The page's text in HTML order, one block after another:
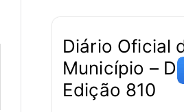
Diário Oficial
Município –
Edição 810